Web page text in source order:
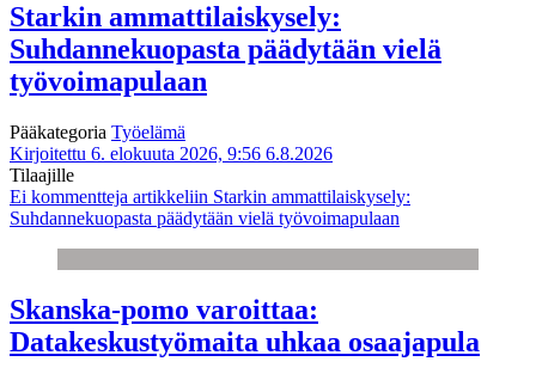
Starkin ammattilaiskysely:
Suhdannekuopasta päädytään vielä
työvoimapulaan
Pääkategoria Työelämä
Kirjoitettu 6. elokuuta 2026, 9:56 6.8.2026
Tilaajille
Ei kommentteja artikkeliin Starkin ammattilaiskysely:
Suhdannekuopasta päädytään vielä työvoimapulaan
Skanska-pomo varoittaa:
Datakeskustyömaita uhkaa osaajapula